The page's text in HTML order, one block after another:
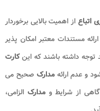
اتباع از اهمیت بالایی برخوردار
مستندات معتبر امکان پذیر
توجه داشته باشند که اینکارت
و عدم ارائهمدارک صحیح می
از شرایط ومدارک الزامی،